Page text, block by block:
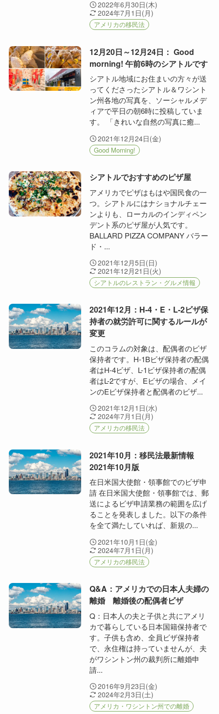
2022年6月30日(木)
2024年7月1日(月)
アメリカの移民法
12月20日～12月24日： Good
morning! 午前6時のシアトルです
シアトル地域にお住まいの方々が送
ってくださったシアトル＆ワシント
ン州各地の写真を、ソーシャルメデ
ィアで平日の朝6時に投稿していま
す。 「きれいな自然の写真に癒...
2021年12月24日(金)
Good Morning!
シアトルでおすすめのピザ屋
アメリカでピザはもはや国民食の一
つ。シアトルにはナショナルチェー
ンよりも、ローカルのインディペン
デント系のピザ屋が人気です。
BALLARD PIZZA COMPANY バラー
ド・...
2021年12月5日(日)
2021年12月21日(火)
シアトルのレストラン・グルメ情報
2021年12月：H-4・E・L-2ビザ保
持者の就労許可に関するルールが
変更
このコラムの対象は、配偶者のビザ
保持者です。H-1Bビザ保持者の配偶
者はH-4ビザ、L-1ビザ保持者の配偶
者はL-2ですが、Eビザの場合、メイ
ンのEビザ保持者と配偶者のビザ...
2021年12月1日(水)
2024年7月1日(月)
アメリカの移民法
2021年10月：移民法最新情報
2021年10月版
在日米国大使館・領事館でのビザ申
請 在日米国大使館・領事館では、郵
送によるビザ申請業務の範囲を広げ
ることを発表しました。以下の条件
を全て満たしていれば、新規の...
2021年10月1日(金)
2024年7月1日(月)
アメリカの移民法
Q&A：アメリカでの日本人夫婦の
離婚 離婚後の配偶者ビザ
Q：日本人の夫と子供と共にアメリ
カで暮らしている日本国籍保持者で
す。子供も含め、全員ビザ保持者
で、永住権は持っていませんが、夫
がワシントン州の裁判所に離婚申
請...
2016年9月23日(金)
2024年2月3日(土)
アメリカ・ワシントン州での離婚